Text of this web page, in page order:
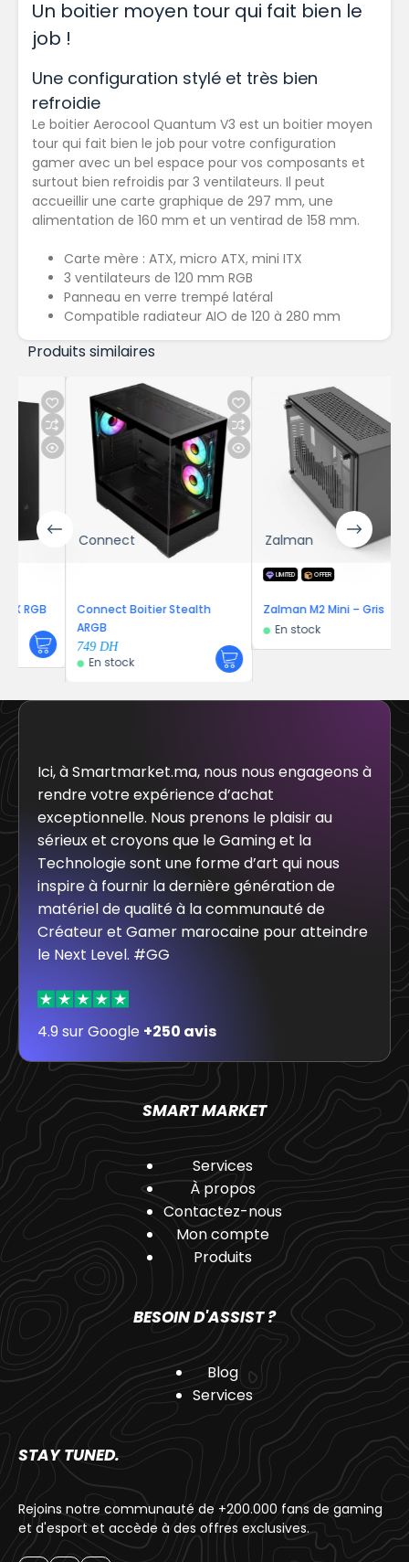
Un boitier moyen tour qui fait bien le
job !
Une configuration stylé et très bien
refroidie
Le boitier Aerocool Quantum V3 est un boitier moyen
tour qui fait bien le job pour votre configuration
gamer avec un bel espace pour vos composants et
surtout bien refroidis par 3 ventilateurs. Il peut
accueillir une carte graphique de 297 mm, une
alimentation de 160 mm et un ventirad de 158 mm.
Carte mère : ATX, micro ATX, mini ITX
3 ventilateurs de 120 mm RGB
Panneau en verre trempé latéral
Compatible radiateur AIO de 120 à 280 mm
Produits similaires
Connect
Connect Boitier Stealth
ARGB
749 DH
En stock
Zalman
LIMITED OFFER
Zalman M2 Mini – Gris
En stock
Ici, à Smartmarket.ma, nous nous engageons à
rendre votre expérience d’achat
exceptionnelle. Nous prenons le plaisir au
sérieux et croyons que le Gaming et la
Technologie sont une forme d’art qui nous
inspire à fournir la dernière génération de
matériel de qualité à la communauté de
Créateur et Gamer marocaine pour atteindre
le Next Level. #GG
4.9 sur Google +250 avis
SMART MARKET
Services
À propos
Contactez-nous
Mon compte
Produits
BESOIN D'ASSIST ?
Blog
Services
STAY TUNED.
Rejoins notre communauté de +200.000 fans de gaming
et d'esport et accède à des offres exclusives.